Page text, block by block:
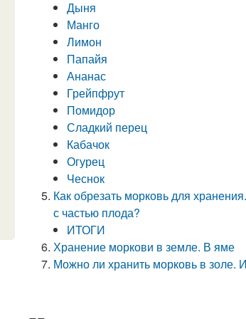
Дыня
Манго
Лимон
Папайя
Ананас
Грейпфрут
Помидор
Сладкий перец
Кабачок
Огурец
Чеснок
Как обрезать морковь для
с частью плода?
ИТОГИ
Хранение моркови в земле. В яме
Можно ли хранить морковь в золе.